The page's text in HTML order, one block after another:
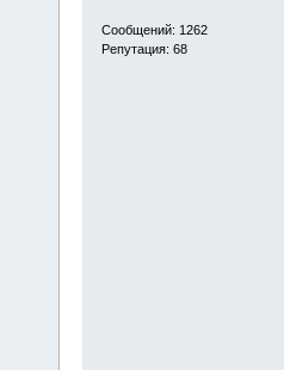
Сообщений: 1262
Репутация: 68